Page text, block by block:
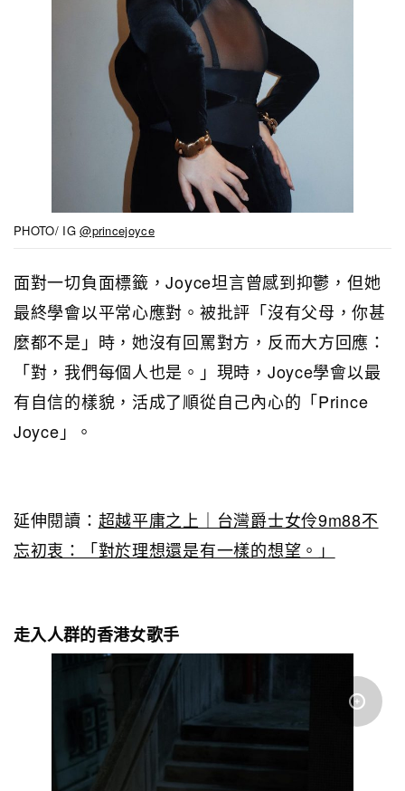
PHOTO/ IG@princejoyce
面對一切負面標籤，Joyce坦言曾感到抑鬱，但她
最終學會以平常心應對。被批評「沒有父母，你甚
麼都不是」時，她沒有回罵對方，反而大方回應：
「對，我們每個人也是。」現時，Joyce學會以最
有自信的樣貌，活成了順從自己內心的「Prince
Joyce」。
延伸閱讀： 超越平庸之上｜台灣爵士女伶9m88不
忘初衷：「對於理想還是有一樣的想望。」
走入人群的香港女歌手